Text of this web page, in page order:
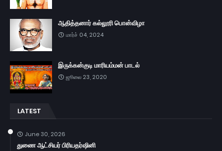
ஆதித்தனார் கல்லூரி பொன்விழா
மார்ச் 04, 2024
இருக்கன்குடி மாரியம்மன் பாடல்
ஜூலை 23, 2020
LATEST
June 30, 2026
துணை ஆட்சியர் பிரியதர்ஷினி